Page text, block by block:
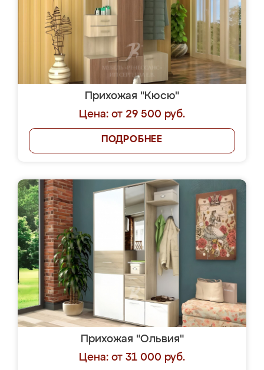
Прихожая "Кюсю"
Цена: от 29 500 руб.
ПОДРОБНЕЕ
Прихожая "Ольвия"
Цена: от 31 000 руб.